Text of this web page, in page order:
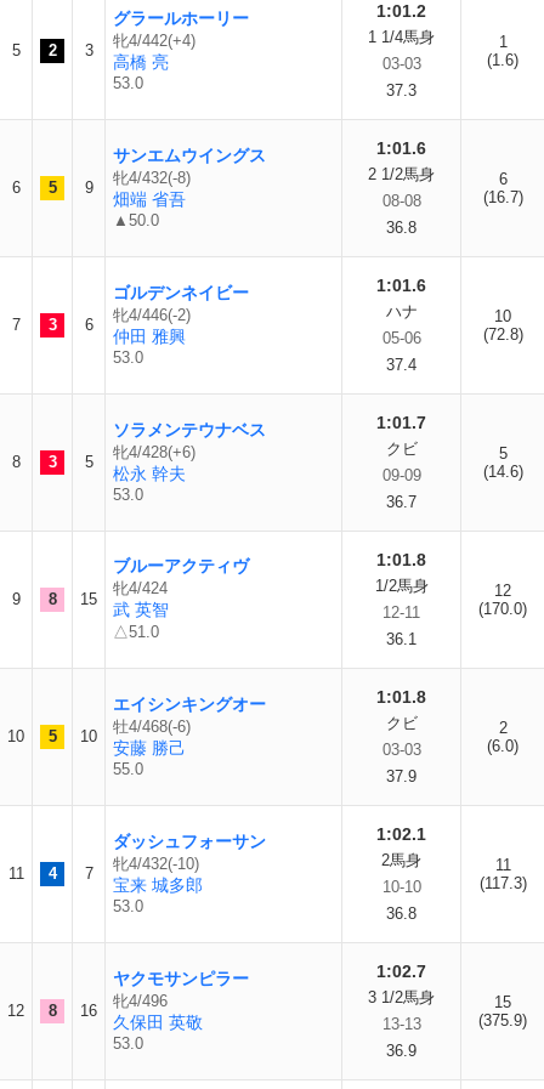
5 2 3
グラールホーリー
牝4/442(+4)
高橋 亮
53.0
1:01.2
1 1/4馬身
03-03
37.3
1
(1.6)
6 5 9
サンエムウイングス
牝4/432(-8)
畑端 省吾
▲50.0
1:01.6
2 1/2馬身
08-08
36.8
6
(16.7)
7 3 6
ゴルデンネイビー
牝4/446(-2)
仲田 雅興
53.0
1:01.6
ハナ
05-06
37.4
10
(72.8)
8 3 5
ソラメンテウナベス
牝4/428(+6)
松永 幹夫
53.0
1:01.7
クビ
09-09
36.7
5
(14.6)
9 8 15
ブルーアクティヴ
牝4/424
武 英智
△51.0
1:01.8
1/2馬身
12-11
36.1
12
(170.0)
10 5 10
エイシンキングオー
牡4/468(-6)
安藤 勝己
55.0
1:01.8
クビ
03-03
37.9
2
(6.0)
11 4 7
ダッシュフォーサン
牝4/432(-10)
宝来 城多郎
53.0
1:02.1
2馬身
10-10
36.8
11
(117.3)
12 8 16
ヤクモサンピラー
牝4/496
久保田 英敬
53.0
1:02.7
3 1/2馬身
13-13
36.9
15
(375.9)